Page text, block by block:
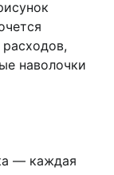
наволочки
— каждая